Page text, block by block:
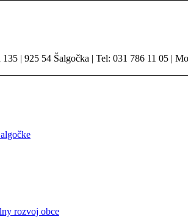
| 925 54 Šalgočka | Tel: 031 786 11 05 |
rozvoj obce